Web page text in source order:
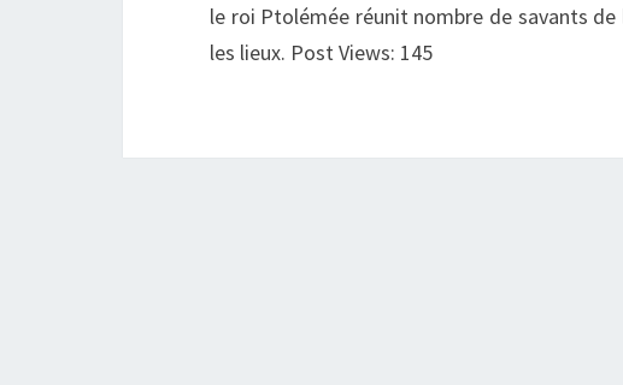
le roi Ptolémée réunit nombre de savants de
les lieux. Post Views: 145